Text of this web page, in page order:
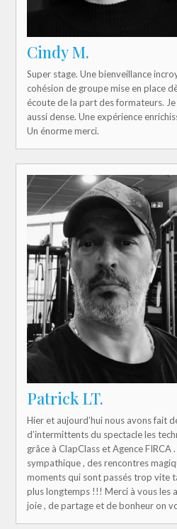
Cindy M.
Super stage. Une bienveillance
cohésion de groupe mise en place
écoute de la part des formateurs.
aussi dense. Une expérience
Un énorme merci.
Patrick LT.
Hier et aujourd’hui nous avons fait
d’intermittents du spectacle les
grâce à ClapClass et Agence FIRCA
sympathique , des rencontres
moments qui sont passés trop vite
plus longtemps !!! Merci à vous les
joie , de partage et de bonheur on